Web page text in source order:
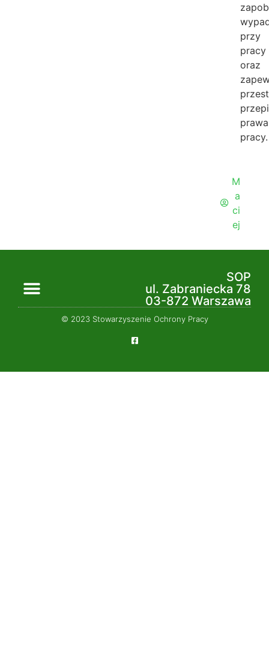
przy
pracy
oraz
prawa
pracy.
M
a
ci
ej
SOP
ul. Zabraniecka 78
03-872 Warszawa
© 2023 Stowarzyszenie Ochrony Pracy